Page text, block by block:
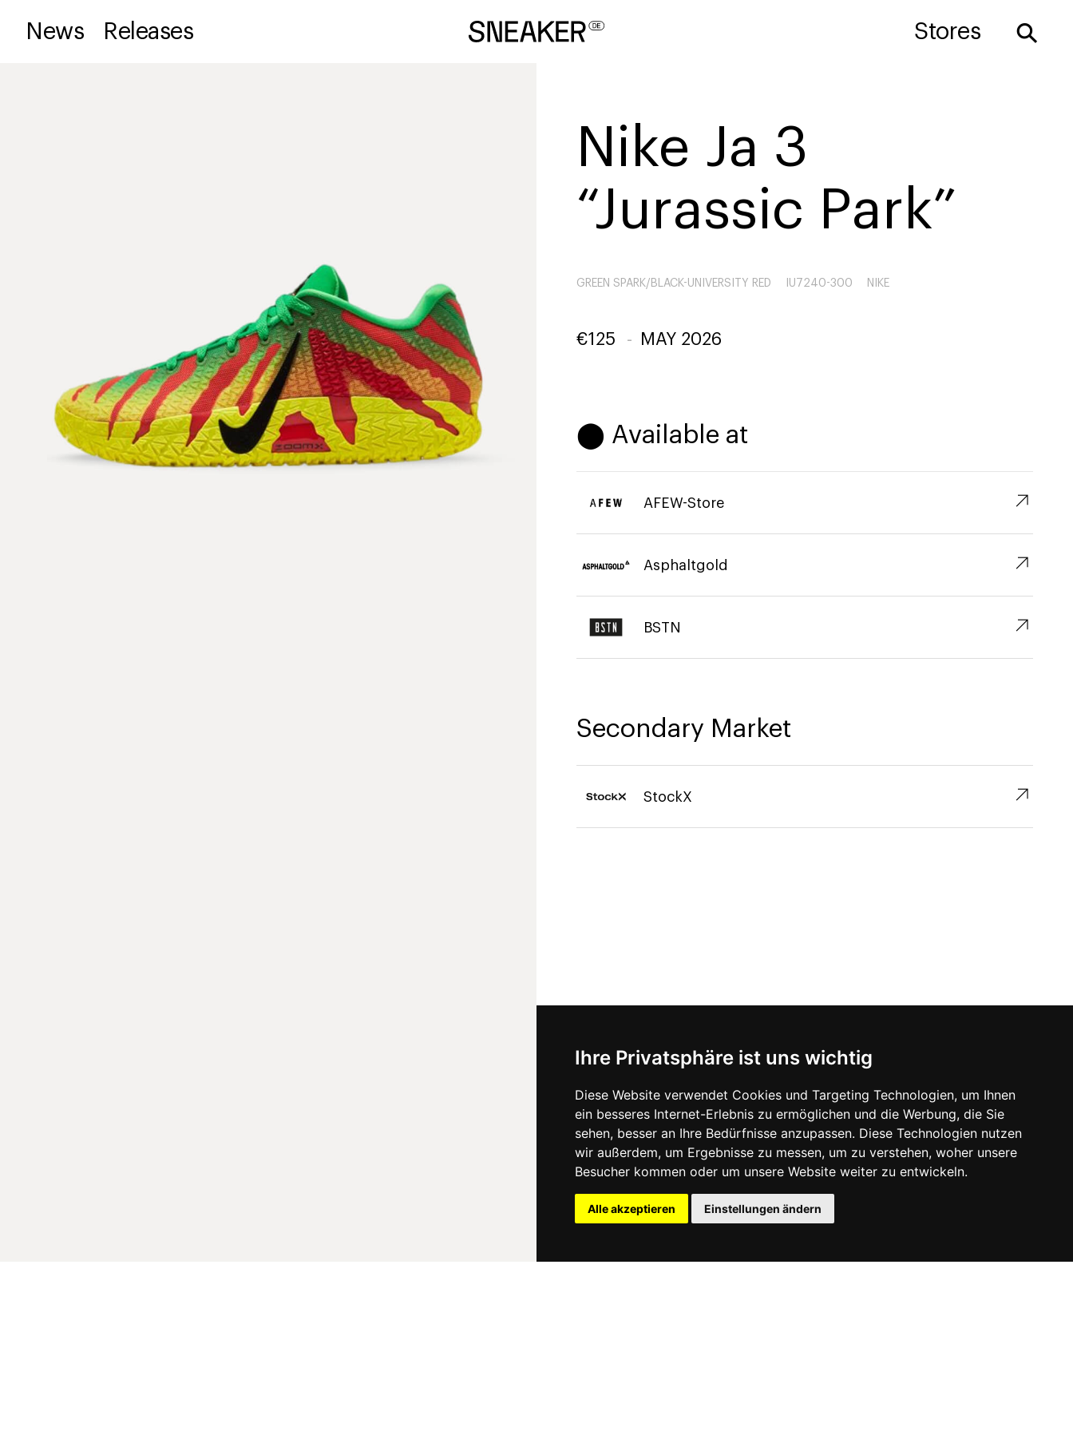
Ihre Privatsphäre ist uns wichtig
Diese Website verwendet Cookies und Targeting Technologien, um Ihnen
ein besseres Internet-Erlebnis zu ermöglichen und die Werbung, die Sie
sehen, besser an Ihre Bedürfnisse anzupassen. Diese Technologien nutzen
wir außerdem, um Ergebnisse zu messen, um zu verstehen, woher unsere
Besucher kommen oder um unsere Website weiter zu entwickeln.
Alle akzeptieren Einstellungen ändern
News Releases Stores ⚲
Nike Ja 3
“Jurassic Park”
GREEN SPARK/BLACK-UNIVERSITY RED IU7240-300 NIKE
€125 - MAY 2026
⬤ Available at
AFEW-Store ↗︎
Asphaltgold ↗︎
BSTN ↗︎
Secondary Market
StockX ↗︎